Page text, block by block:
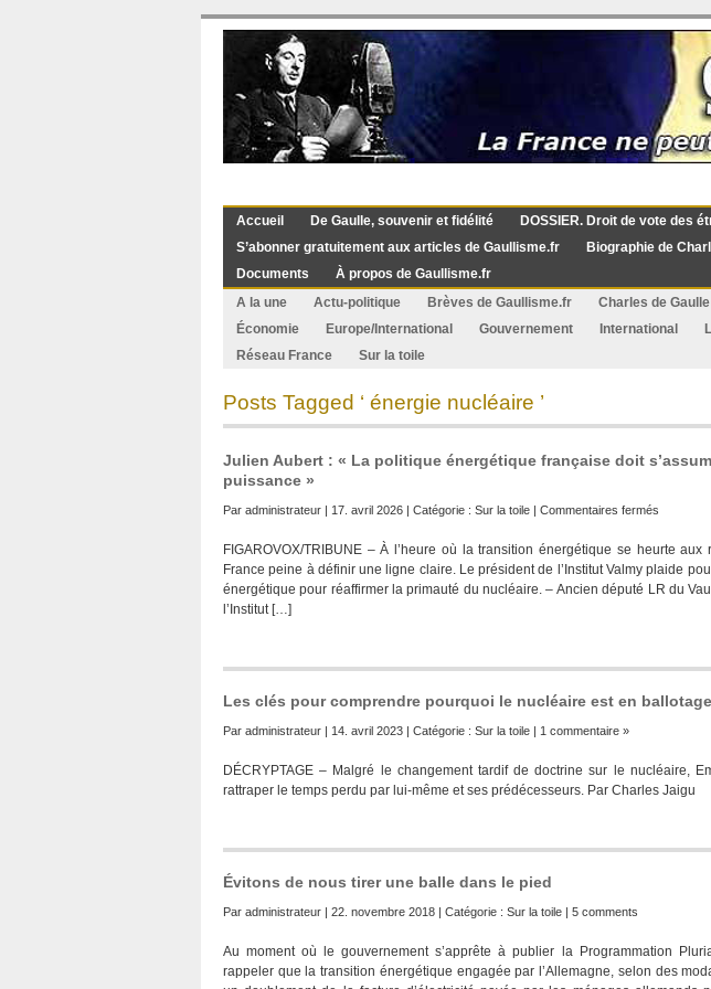
Accueil De Gaulle, souvenir et fidélité DOSSIER. Droit de vote des
S’abonner gratuitement aux articles de Gaullisme.fr
Biographie de
Documents
À propos de Gaullisme.fr
A la une
Actu-politique Brèves de Gaullisme.fr Charles de Gaulle
Économie
Europe/International Gouvernement International
Réseau France
Sur la toile
Posts Tagged ‘ énergie nucléaire ’
Julien Aubert : « La politique énergétique française doit
puissance »
Par administrateur | 17. avril 2026 | Catégorie : Sur la toile | Commentaires fermés
Aubert :
politique
comme
de
FIGAROVOX/TRIBUNE – À l’heure où la transition énergétique se heurte
France peine à définir une ligne claire. Le président de l’Institut Valmy plaide
énergétique pour réaffirmer la primauté du nucléaire. – Ancien député LR du
l’Institut […]
Les clés pour comprendre pourquoi le nucléaire est en ballotage
Par administrateur | 14. avril 2023 | Catégorie : Sur la toile | 1 commentaire »
DÉCRYPTAGE – Malgré le changement tardif de doctrine sur le nucléaire,
rattraper le temps perdu par lui-même et ses prédécesseurs. Par Charles Jaigu
Évitons de nous tirer une balle dans le pied
Par administrateur | 22. novembre 2018 | Catégorie : Sur la toile | 5 comments
Au moment où le gouvernement s’apprête à publier la Programmation
rappeler que la transition énergétique engagée par l’Allemagne, selon des